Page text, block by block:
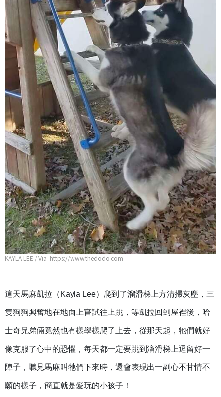
KAYLA LEE / Via https://www.thedodo.com
這天馬麻凱拉（Kayla Lee）爬到了溜滑梯上方清掃灰塵，三
隻狗狗興奮地在地面上嘗試往上跳，等凱拉回到屋裡後，哈
士奇兄弟倆竟然也有樣學樣爬了上去，從那天起，牠們就好
像克服了心中的恐懼，每天都一定要跳到溜滑梯上逗留好一
陣子，聽見馬麻叫牠們下來時，還會表現出一副心不甘情不
願的樣子，簡直就是愛玩的小孩子！